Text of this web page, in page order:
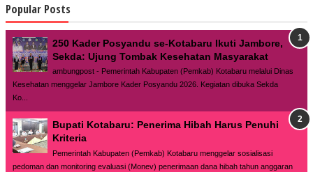
Popular Posts
250 Kader Posyandu se-Kotabaru Ikuti Jambore,
Sekda: Ujung Tombak Kesehatan Masyarakat
ambungpost - Pemerintah Kabupaten (Pemkab) Kotabaru melalui Dinas
Kesehatan menggelar Jambore Kader Posyandu 2026. Kegiatan dibuka Sekda
Ko...
Bupati Kotabaru: Penerima Hibah Harus Penuhi
Kriteria
Pemerintah Kabupaten (Pemkab) Kotabaru menggelar sosialisasi
pedoman dan monitoring evaluasi (Monev) penerimaan dana hibah tahun anggaran